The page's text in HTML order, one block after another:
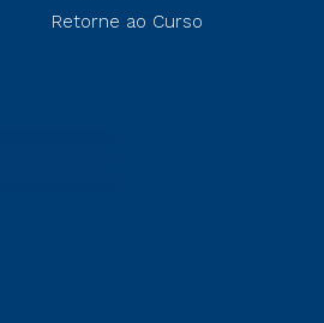
Retorne ao Curso